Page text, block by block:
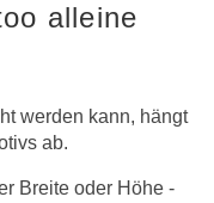
alleine
werden kann, hängt
ab.
Breite oder Höhe -